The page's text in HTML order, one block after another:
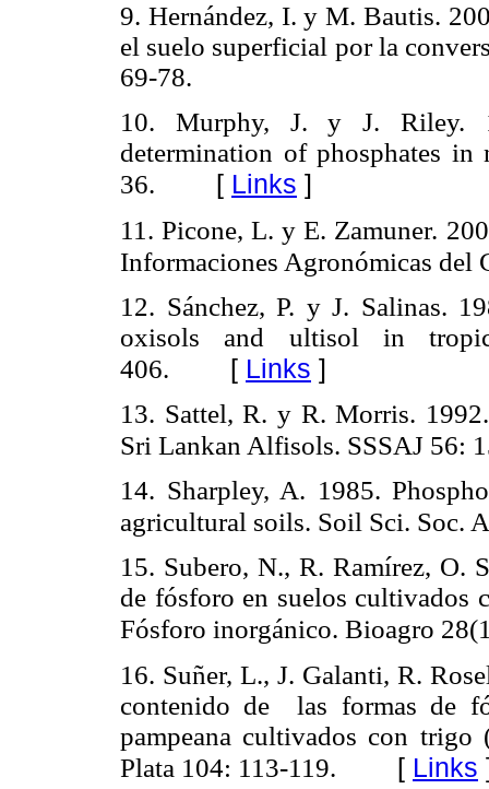
9. Hernández, I. y M. Bautis.
el suelo superficial por la
69-78.
10. Murphy, J. y J. Riley.
determination of phosphates in
36. [ Links ]
11. Picone, L. y E. Zamuner.
Informaciones Agronómicas del
12. Sánchez, P. y J. Salinas.
oxisols and ultisol in
406. [ Links ]
13. Sattel, R. y R. Morris.
Sri Lankan Alfisols. SSSAJ 56:
14. Sharpley, A. 1985.
agricultural soils. Soil Sci. Soc.
15. Subero, N., R. Ramírez, O.
de fósforo en suelos cultivados
Fósforo inorgánico. Bioagro
16. Suñer, L., J. Galanti, R.
contenido de las formas de
pampeana cultivados con trigo
Plata 104: 113-119. [ Links